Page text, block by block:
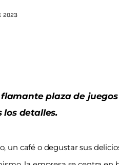
2023
plaza de juegos
los detalles.
un café o degustar sus